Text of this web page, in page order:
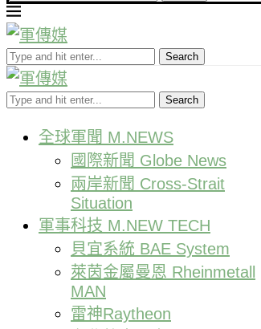
Search
Search
全球軍聞 M.NEWS
國際新聞 Globe News
兩岸新聞 Cross-Strait
Situation
軍事科技 M.NEW TECH
貝宜系統 BAE System
萊茵金屬曼恩 Rheinmetall
MAN
雷神Raytheon